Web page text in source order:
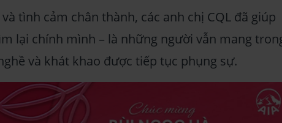
tình cảm chân thành, các anh chị CQL đã giúp
lại chính mình – là những người vẫn mang
và khát khao được tiếp tục phụng sự.